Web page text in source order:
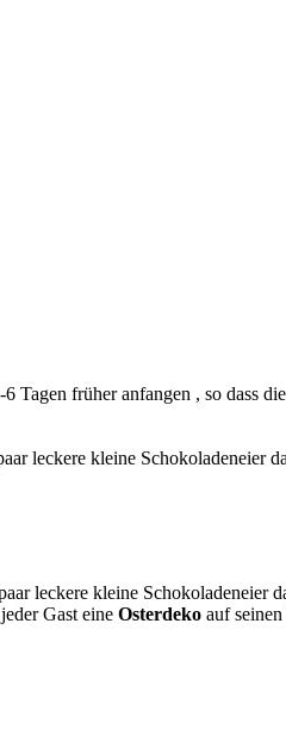
Tagen früher anfangen , so dass
leckere kleine Schokoladeneier
leckere kleine Schokoladeneier
Gast eine Osterdeko auf